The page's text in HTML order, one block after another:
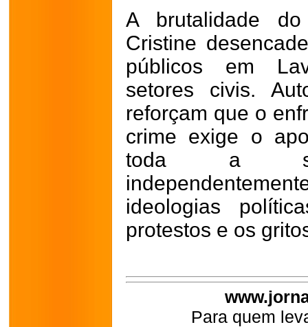
A brutalidade
Cristine
públicos em
setores civis.
reforçam que o
crime exige o
toda a
ideologias
protestos e os
Para quem